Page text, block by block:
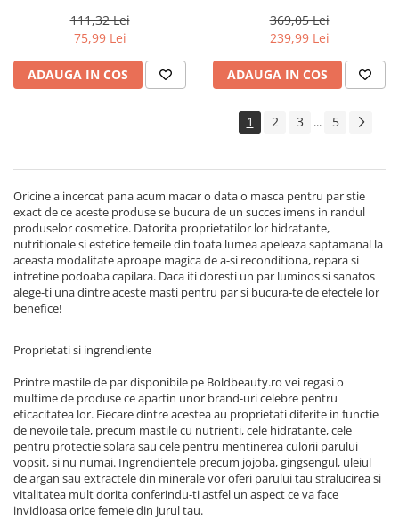
Reconstruction, 200 ml
111,32 Lei
75,99 Lei
ADAUGA IN COS
369,05 Lei
239,99 Lei
ADAUGA IN COS
1 2 3 ... 5
Oricine a incercat pana acum macar o data o masca pentru par stie
exact de ce aceste produse se bucura de un succes imens in randul
produselor cosmetice. Datorita proprietatilor lor hidratante,
nutritionale si estetice femeile din toata lumea apeleaza saptamanal la
aceasta modalitate aproape magica de a-si reconditiona, repara si
intretine podoaba capilara. Daca iti doresti un par luminos si sanatos
alege-ti una dintre aceste masti pentru par si bucura-te de efectele lor
benefice!
Proprietati si ingrendiente
Printre mastile de par disponibile pe Boldbeauty.ro vei regasi o
multime de produse ce apartin unor brand-uri celebre pentru
eficacitatea lor. Fiecare dintre acestea au proprietati diferite in functie
de nevoile tale, precum mastile cu nutrienti, cele hidratante, cele
pentru protectie solara sau cele pentru mentinerea culorii parului
vopsit, si nu numai. Ingrendientele precum jojoba, gingsengul, uleiul
de argan sau extractele din minerale vor oferi parului tau stralucirea si
vitalitatea mult dorita conferindu-ti astfel un aspect ce va face
invidioasa orice femeie din jurul tau.